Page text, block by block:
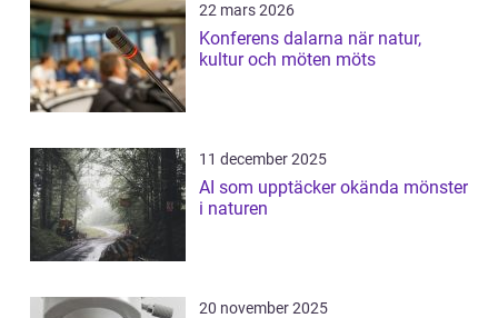
22 mars 2026
Konferens dalarna när natur,
kultur och möten möts
11 december 2025
AI som upptäcker okända mönster
i naturen
20 november 2025